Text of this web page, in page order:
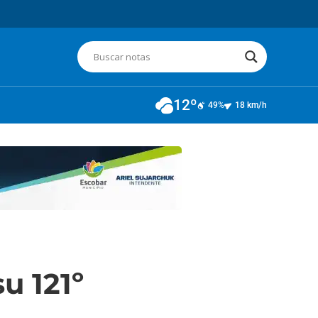
12º 49% 18 km/h
121º